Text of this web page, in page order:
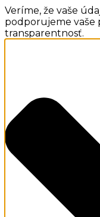
Veríme, že vaše
podporujeme vaše
transparentnosť.